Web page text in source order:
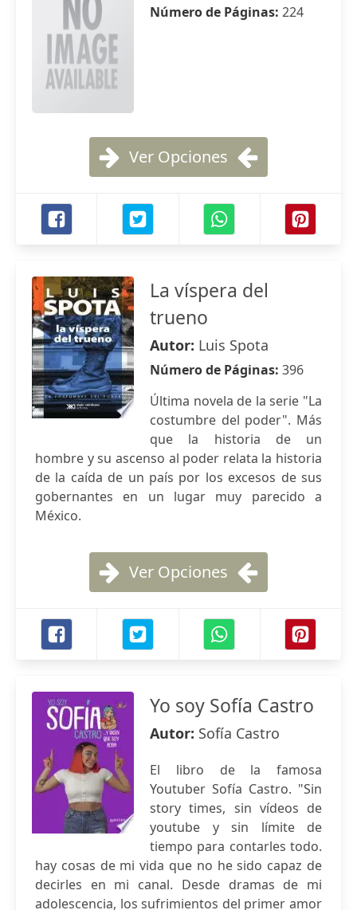
Número de Páginas: 224
Ver Opciones
La víspera del
trueno
Autor: Luis Spota
Número de Páginas: 396
Última novela de la serie "La
costumbre del poder". Más
que la historia de un
hombre y su ascenso al poder relata la historia
de la caída de un país por los excesos de sus
gobernantes en un lugar muy parecido a
México.
Ver Opciones
Yo soy Sofía Castro
Autor: Sofía Castro
El libro de la famosa
Youtuber Sofía Castro. "Sin
story times, sin vídeos de
youtube y sin límite de
tiempo para contarles todo.
hay cosas de mi vida que no he sido capaz de
decirles en mi canal. Desde dramas de mi
adolescencia, los sufrimientos del primer amor